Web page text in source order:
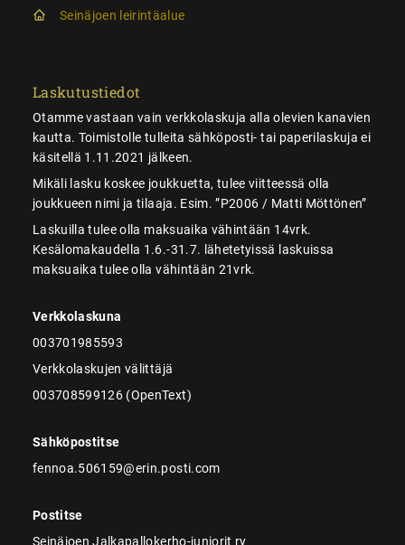
Seinäjoen leirintäalue
Laskutustiedot
Otamme vastaan vain verkkolaskuja alla olevien kanavien
kautta. Toimistolle tulleita sähköposti- tai paperilaskuja ei
käsitellä 1.11.2021 jälkeen.
Mikäli lasku koskee joukkuetta, tulee viitteessä olla
joukkueen nimi ja tilaaja. Esim. ”P2006 / Matti Möttönen”
Laskuilla tulee olla maksuaika vähintään 14vrk.
Kesälomakaudella 1.6.-31.7. lähetetyissä laskuissa
maksuaika tulee olla vähintään 21vrk.
Verkkolaskuna
003701985593
Verkkolaskujen välittäjä
003708599126 (OpenText)
Sähköpostitse
fennoa.506159@erin.posti.com
Postitse
Seinäjoen Jalkapallokerho-juniorit ry